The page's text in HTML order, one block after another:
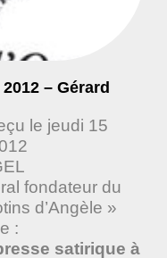
– Gérard
le jeudi 15
fondateur du
d’Angèle »
:
satirique à